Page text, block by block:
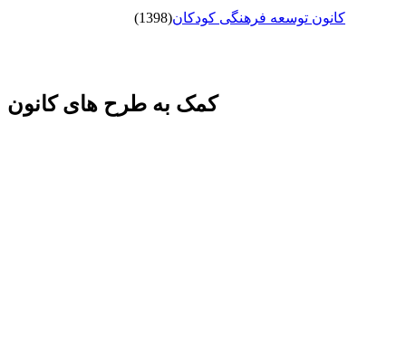
کانون توسعه فرهنگی کودکان(1398)
کمک به طرح های کانون